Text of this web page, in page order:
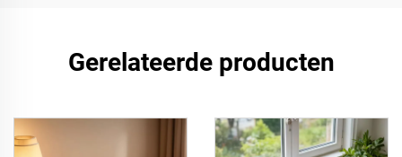
Gerelateerde producten